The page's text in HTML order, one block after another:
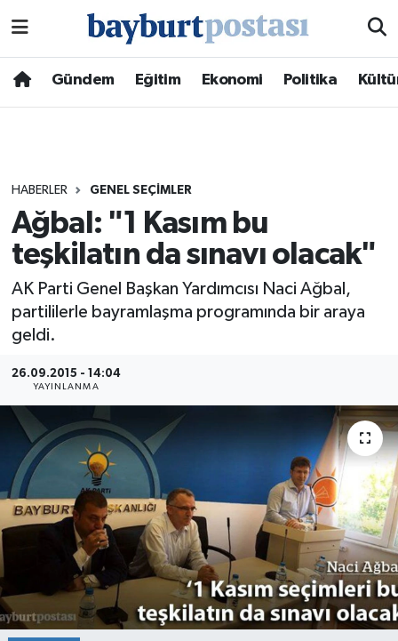
Gündem Eğitim Ekonomi Politika
HABERLER GENEL SEÇIMLER
Ağbal: "1 Kasım bu
teşkilatın da sınavı olacak"
AK Parti Genel Başkan Yardımcısı Naci Ağbal,
partililerle bayramlaşma programında bir araya
geldi.
26.09.2015 - 14:04
YAYINLANMA
Hava Durumu
Süper Lig Puan Durumu ve Fikstür
Tüm Manşetler
Son Dakika Haberleri
Haber Arşivi